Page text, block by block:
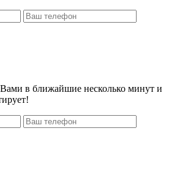
в ближайшие несколько минут и